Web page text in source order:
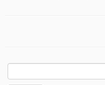
Search
for: